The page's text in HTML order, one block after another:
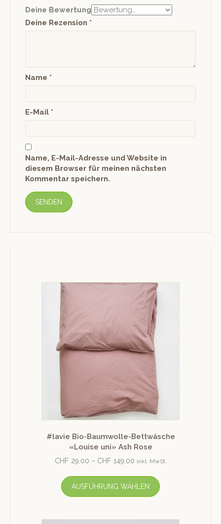
Deine Bewertung
Deine Rezension *
Name *
E-Mail *
Name, E-Mail-Adresse und Website in
diesem Browser für meinen nächsten
Kommentar speichern.
#lavie Bio-Baumwolle-Bettwäsche
«Louise uni» Ash Rose
CHF 29.00 – CHF 149.00 inkl. MwSt.
AUSFÜHRUNG WÄHLEN